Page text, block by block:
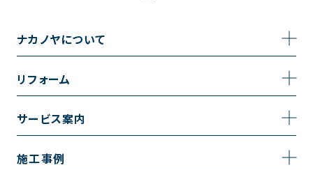
ナカノヤについて
事業内容
採用情報
リフォーム
トイレのリフォーム
サービス案内
サービスの流れ
施工事例